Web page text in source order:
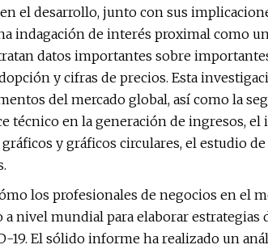
el desarrollo, junto con sus
indagación de interés proximal como
datos importantes sobre
y cifras de precios. Esta
del mercado global, así como la
técnico en la generación de ingresos,
y gráficos circulares, el estudio
los profesionales de negocios en el
nivel mundial para elaborar estrategias
19. El sólido informe ha realizado un